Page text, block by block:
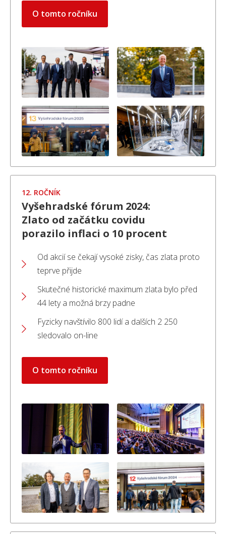
O tomto ročníku
12. ROČNÍK
Vyšehradské fórum 2024:
Zlato od začátku covidu
porazilo inflaci o 10 procent
Od akcií se čekají vysoké zisky, čas zlata proto
teprve přijde
Skutečné historické maximum zlata bylo před
44 lety a možná brzy padne
Fyzicky navštívilo 800 lidí a dalších 2 250
sledovalo on-line
O tomto ročníku